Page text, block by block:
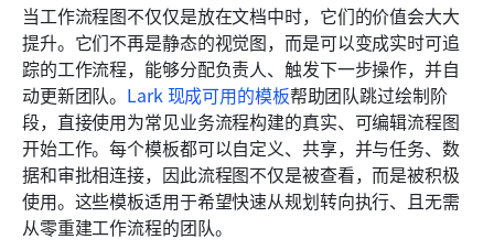
当工作流程图不仅仅是放在文档中时，它们的价值会大大
提升。它们不再是静态的视觉图，而是可以变成实时可追
踪的工作流程，能够分配负责人、触发下一步操作，并自
动更新团队。 Lark 现成可用的模板帮助团队跳过绘制阶
段，直接使用为常见业务流程构建的真实、可编辑流程图
开始工作。每个模板都可以自定义、共享，并与任务、数
据和审批相连接，因此流程图不仅是被查看，而是被积极
使用。这些模板适用于希望快速从规划转向执行、且无需
从零重建工作流程的团队。